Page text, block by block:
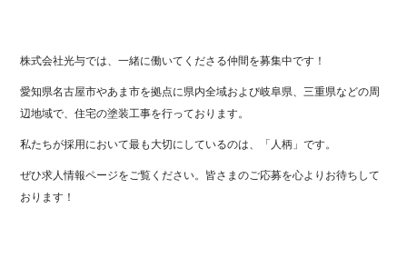
株式会社光与では、一緒に働いてくださる仲間を募集中です！
愛知県名古屋市やあま市を拠点に県内全域および岐阜県、三重県などの周
辺地域で、住宅の塗装工事を行っております。
私たちが採用において最も大切にしているのは、「人柄」です。
ぜひ求人情報ページをご覧ください。皆さまのご応募を心よりお待ちして
おります！